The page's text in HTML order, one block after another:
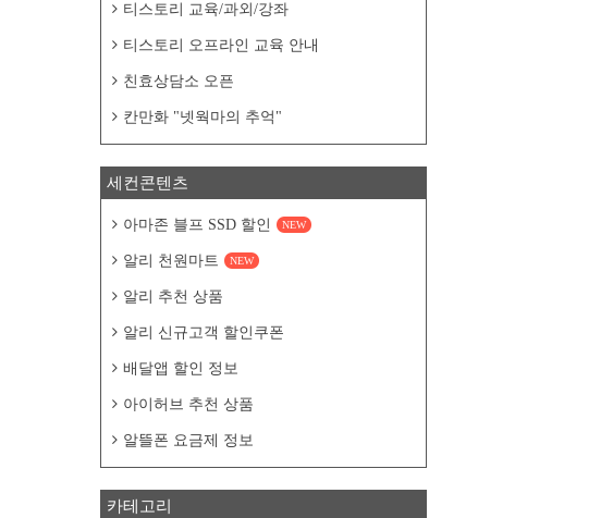
티스토리 교육/과외/강좌
티스토리 오프라인 교육 안내
친효상담소 오픈
칸만화 "넷웍마의 추억"
세컨콘텐츠
아마존 블프 SSD 할인 NEW
알리 천원마트 NEW
알리 추천 상품
알리 신규고객 할인쿠폰
배달앱 할인 정보
아이허브 추천 상품
알뜰폰 요금제 정보
카테고리